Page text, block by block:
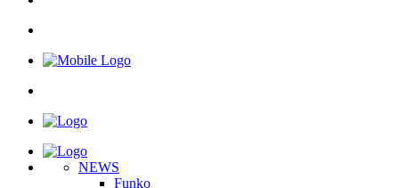
NEWS
Funko